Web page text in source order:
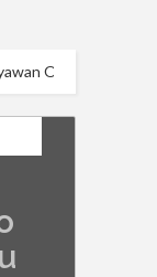
Online Store